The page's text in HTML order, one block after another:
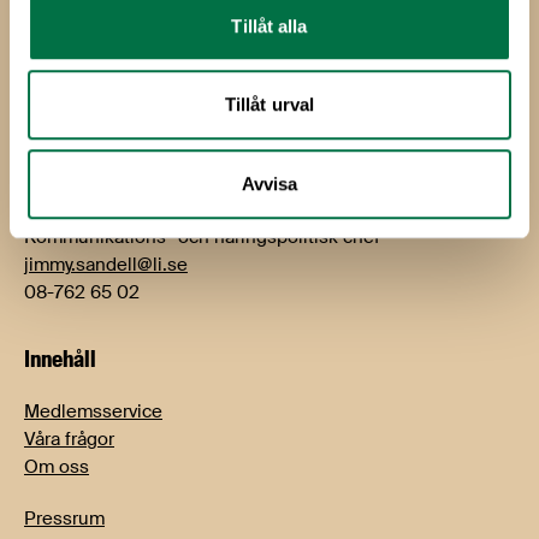
Tillåt alla
Tillåt urval
Avvisa
Björn Hellman
08-762 65 01
Kommunikations- och näringspolitisk chef
jimmy.sandell@li.se
08-762 65 02
Innehåll
Medlemsservice
Våra frågor
Om oss
Pressrum